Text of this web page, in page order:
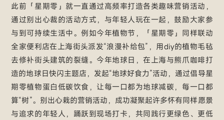
此前「星期零」就一直通过高频率打造各类趣味营销活动，
通过别出心裁的活动方式，与年轻人玩在一起，鼓励大家参
与到可持续生活中。例如今年植物节，「星期零」同样联动
全家便利店在上海街头派发“浪漫补给包”，用diy的植物毛毡
去修补街头建筑的裂缝。今年地球日，在上海与熊爪咖啡打
造的地球日快闪主题店，发起“地球好食力”活动，通过倡导星
期零植物蛋白低碳饮食，让每一口都为地球减碳，每一口都
算“树”。别出心栽的营销活动，成功凝聚起许多怀有同样愿景
与追求的年轻人，踊跃到现场打卡，共同践行更绿色、更低